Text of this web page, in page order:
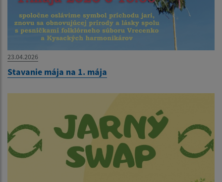
23.04.2026
Stavanie mája na 1. mája